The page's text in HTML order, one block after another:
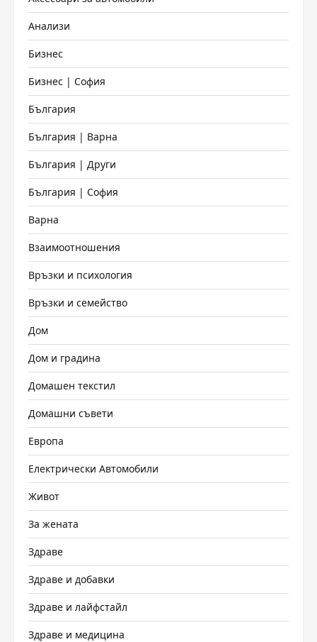
Анализи
Бизнес
Бизнес | София
България
България | Варна
България | Други
България | София
Варна
Взаимоотношения
Връзки и психология
Връзки и семейство
Дом
Дом и градина
Домашен текстил
Домашни съвети
Европа
Електрически Автомобили
Живот
За жената
Здраве
Здраве и добавки
Здраве и лайфстайл
Здраве и медицина